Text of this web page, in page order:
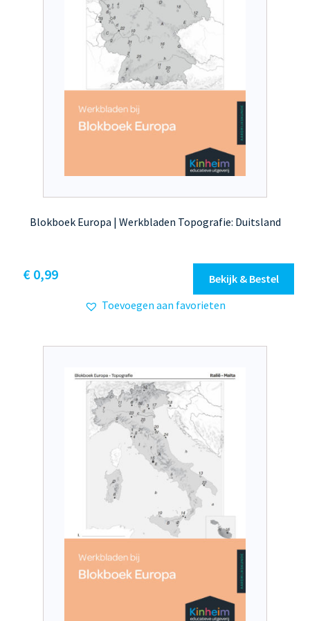
Blokboek Europa | Werkbladen Topografie: Duitsland
€0,99
Bekijk & Bestel
Toevoegen aan favorieten